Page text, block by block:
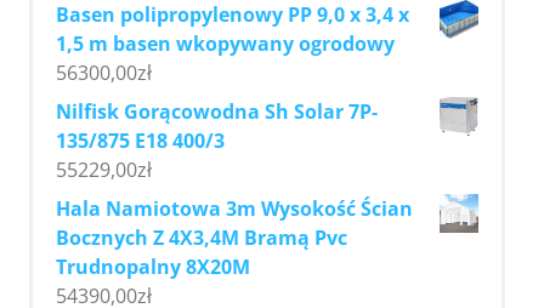
Basen polipropylenowy PP 9,0 x 3,4 x
1,5 m basen wkopywany ogrodowy
56300,00zł
Nilfisk Gorącowodna Sh Solar 7P-
135/875 E18 400/3
55229,00zł
Hala Namiotowa 3m Wysokość Ścian
Bocznych Z 4X3,4M Bramą Pvc
Trudnopalny 8X20M
54390,00zł